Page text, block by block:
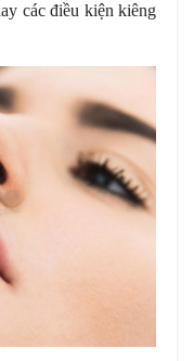
các điều kiện kiêng